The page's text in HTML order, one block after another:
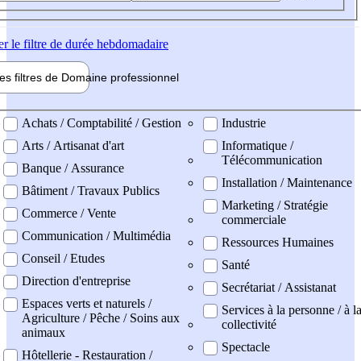
le filtre de durée hebdomadaire
filtres de Domaine professionnel
professionel
Achats / Comptabilité / Gestion
Arts / Artisanat d'art
Banque / Assurance
Bâtiment / Travaux Publics
Commerce / Vente
Communication / Multimédia
Conseil / Etudes
Direction d'entreprise
Espaces verts et naturels /
Agriculture / Pêche / Soins aux
animaux
Hôtellerie - Restauration /
Industrie
Informatique /
Télécommunication
Installation / Maintenance
Marketing / Stratégie
commerciale
Ressources Humaines
Santé
Secrétariat / Assistanat
Services à la personne / à la
collectivité
Spectacle